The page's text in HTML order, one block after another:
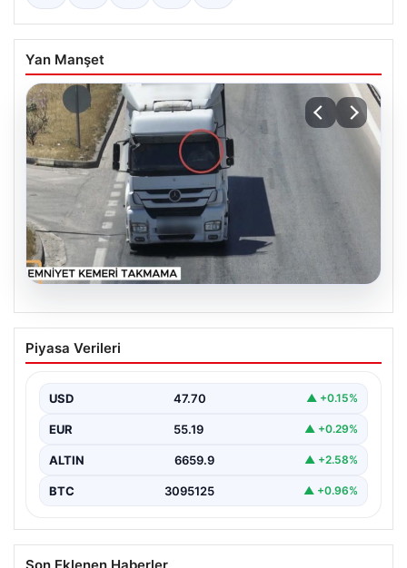
Yan Manşet
Otoyolda drone destekli denetimlerde
bin 123 araca ceza kesildi
sürdürdüğü drone destekli otoyol denetimlerinde
yoğun bir kontrol…
Piyasa Verileri
USD 47.70 ▲ +0.15%
EUR 55.19 ▲ +0.29%
ALTIN 6659.9 ▲ +2.58%
BTC 3095125 ▲ +0.96%